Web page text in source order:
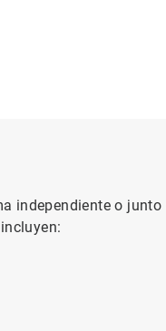
independiente o